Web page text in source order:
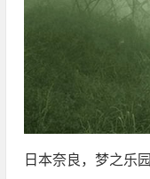
日本奈良，梦之乐园